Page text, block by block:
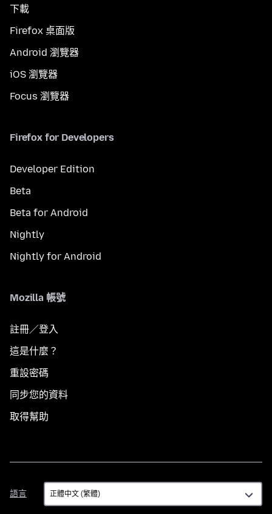
下載
Firefox 桌面版
Android 瀏覽器
iOS 瀏覽器
Focus 瀏覽器
Firefox for Developers
Developer Edition
Beta
Beta for Android
Nightly
Nightly for Android
Mozilla 帳號
註冊／登入
這是什麼？
重設密碼
同步您的資料
取得幫助
語言
語
言